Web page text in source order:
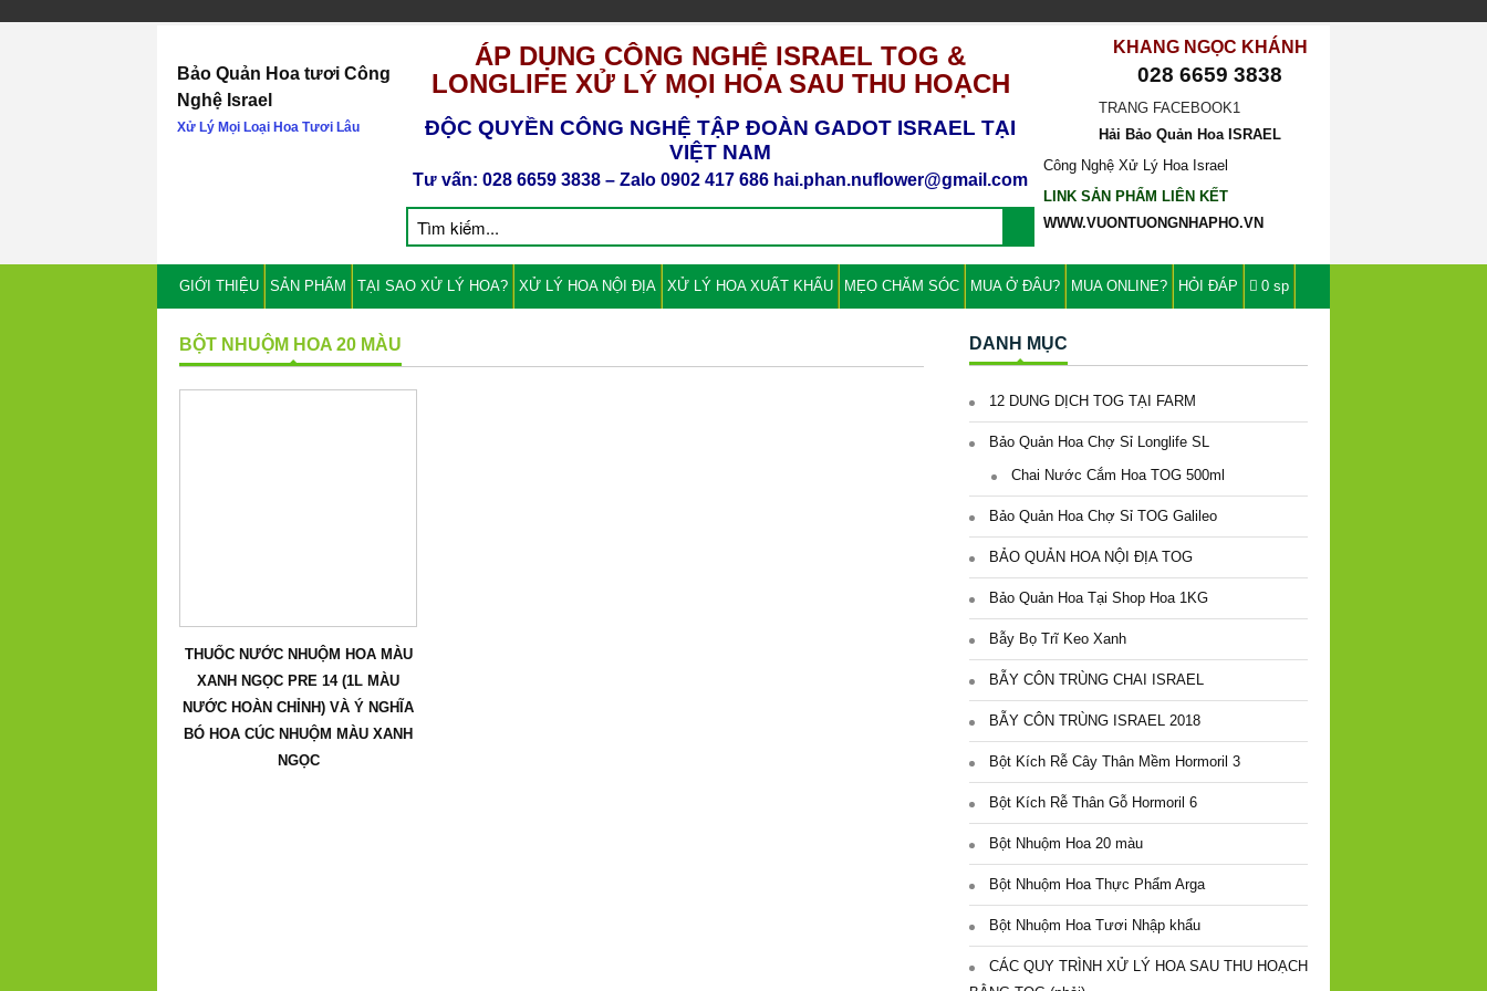
Bảo Quản Hoa tươi Công
Nghệ Israel
Xử Lý Mọi Loại Hoa Tươi Lâu
ÁP DỤNG CÔNG NGHỆ ISRAEL TOG &
LONGLIFE XỬ LÝ MỌI HOA SAU THU HOẠCH
ĐỘC QUYỀN CÔNG NGHỆ TẬP ĐOÀN GADOT ISRAEL TẠI
VIỆT NAM
Tư vấn: 028 6659 3838 – Zalo 0902 417 686 hai.phan.nuflower@gmail.com
KHANG NGỌC KHÁNH
028 6659 3838
TRANG FACEBOOK1
Hải Bảo Quản Hoa ISRAEL
Công Nghệ Xử Lý Hoa Israel
LINK SẢN PHẨM LIÊN KẾT
WWW.VUONTUONGNHAPHO.VN
GIỚI THIỆU SẢN PHẨM TẠI SAO XỬ LÝ HOA? XỬ LÝ HOA NỘI ĐỊA XỬ LÝ HOA XUẤT KHẨU MẸO CHĂM SÓC MUA Ở ĐÂU? MUA ONLINE? HỎI ĐÁP 0 sp
BỘT NHUỘM HOA 20 MÀU
THUỐC NƯỚC NHUỘM HOA MÀU
XANH NGỌC PRE 14 (1L MÀU
NƯỚC HOÀN CHỈNH) VÀ Ý NGHĨA
BÓ HOA CÚC NHUỘM MÀU XANH
NGỌC
DANH MỤC
12 DUNG DỊCH TOG TẠI FARM
Bảo Quản Hoa Chợ Sỉ Longlife SL
Chai Nước Cắm Hoa TOG 500ml
Bảo Quản Hoa Chợ Sỉ TOG Galileo
BẢO QUẢN HOA NỘI ĐỊA TOG
Bảo Quản Hoa Tại Shop Hoa 1KG
Bẫy Bọ Trĩ Keo Xanh
BẪY CÔN TRÙNG CHAI ISRAEL
BẪY CÔN TRÙNG ISRAEL 2018
Bột Kích Rễ Cây Thân Mềm Hormoril 3
Bột Kích Rễ Thân Gỗ Hormoril 6
Bột Nhuộm Hoa 20 màu
Bột Nhuộm Hoa Thực Phẩm Arga
Bột Nhuộm Hoa Tươi Nhập khẩu
CÁC QUY TRÌNH XỬ LÝ HOA SAU THU HOẠCH